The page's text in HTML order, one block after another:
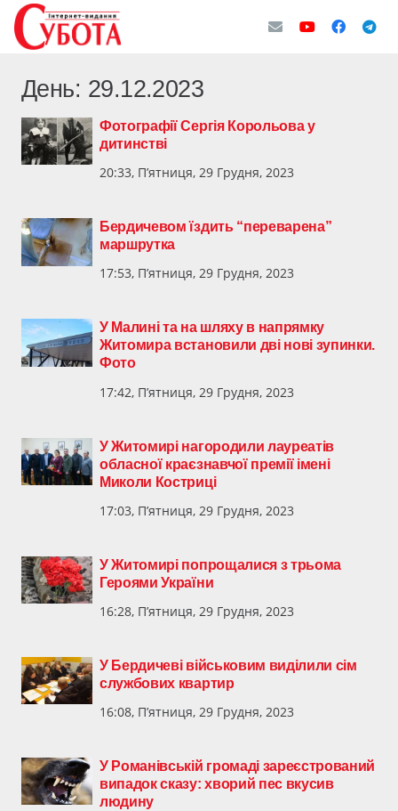
День: 29.12.2023
Фотографії Сергія Корольова у
дитинстві
20:33, П’ятниця, 29 Грудня, 2023
Бердичевом їздить “переварена”
маршрутка
17:53, П’ятниця, 29 Грудня, 2023
У Малині та на шляху в напрямку
Житомира встановили дві нові зупинки.
Фото
17:42, П’ятниця, 29 Грудня, 2023
У Житомирі нагородили лауреатів
обласної краєзнавчої премії імені
Миколи Костриці
17:03, П’ятниця, 29 Грудня, 2023
У Житомирі попрощалися з трьома
Героями України
16:28, П’ятниця, 29 Грудня, 2023
У Бердичеві військовим виділили сім
службових квартир
16:08, П’ятниця, 29 Грудня, 2023
У Романівській громаді зареєстрований
випадок сказу: хворий пес вкусив
людину